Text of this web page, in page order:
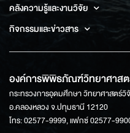
คลังความรู้และงานวิจัย
กิจกรรมและข่าวสาร
องค์การพิพิธภัณฑ์วิทยาศาสต
กระทรวงการอุดมศึกษา วิทยาศาสตร์
อ.คลองหลวง จ.ปทุมธานี 12120
โทร: 02577-9999, แฟกซ์ 02577-